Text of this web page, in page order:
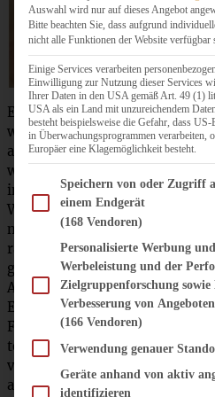
Eigentlich bin ich ja ein wenig
wegen dieses Törtchens bin
an meine Grenzen gestoßen!
wirklich ALLES, wage mich an
immer wieder Neues, aber
Wenn ich nur das Wort
normalerweise Meilen-weit!
ran, weil an dem genialen
ging kein Weg vorbei und ich
Aufgabe, das Teilchen hier für
Euch nach zu backen. Nur
Familie haben es überlebt,
teilweise im grenzwertigen
vollbracht und bin auch ein
auf mich.
Auswahl wird nur auf dieses Angebot
Bitte beachten Sie, dass aufgrund
nicht alle Funktionen der Website verfügbar
Einige Services verarbeiten
Einwilligung zur Nutzung dieser Services
Ihrer Daten in den USA gemäß Art. 49 (1)
USA als ein Land mit unzureichendem
besteht beispielsweise die Gefahr, dass
in Überwachungsprogrammen verarbeiten,
Europäer eine Klagemöglichkeit besteht.
Im Folgenden finden Sie eine Liste der
Speichern von oder Zugriff
einem Endgerät
(168 Vendoren)
Personalisierte Werbung
Werbeleistung und der
Zielgruppenforschung
Verbesserung von Angeboten
(166 Vendoren)
Verwendung genauer
Geräte anhand von aktiv
identifizieren